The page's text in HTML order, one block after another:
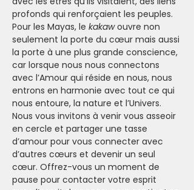
profonds qui renforçaient les peuples.
Pour les Mayas, le kakaw ouvre non
seulement la porte du cœur mais aussi
la porte à une plus grande conscience,
car lorsque nous nous connectons
avec l’Amour qui réside en nous, nous
entrons en harmonie avec tout ce qui
nous entoure, la nature et l’Univers.
Nous vous invitons à venir vous asseoir
en cercle et partager une tasse
d’amour pour vous connecter avec
d’autres cœurs et devenir un seul
cœur. Offrez-vous un moment de
pause pour contacter votre esprit